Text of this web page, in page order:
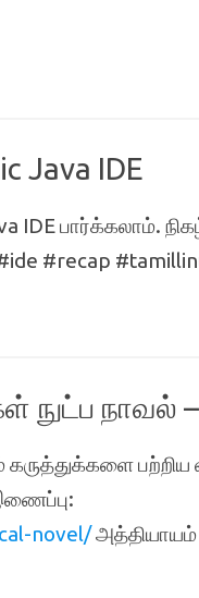
Java IDE
IDE பார்க்கலாம்.
#recap
நுட்ப நாவல்
கருத்துக்களை
novel/அத்தியாயம்